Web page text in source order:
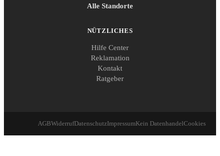
Alle Standorte
NÜTZLICHES
Hilfe Center
Reklamation
Kontakt
Ratgeber
AGBWiderrufDatenschutzImpressumKein DatenhandelCookies